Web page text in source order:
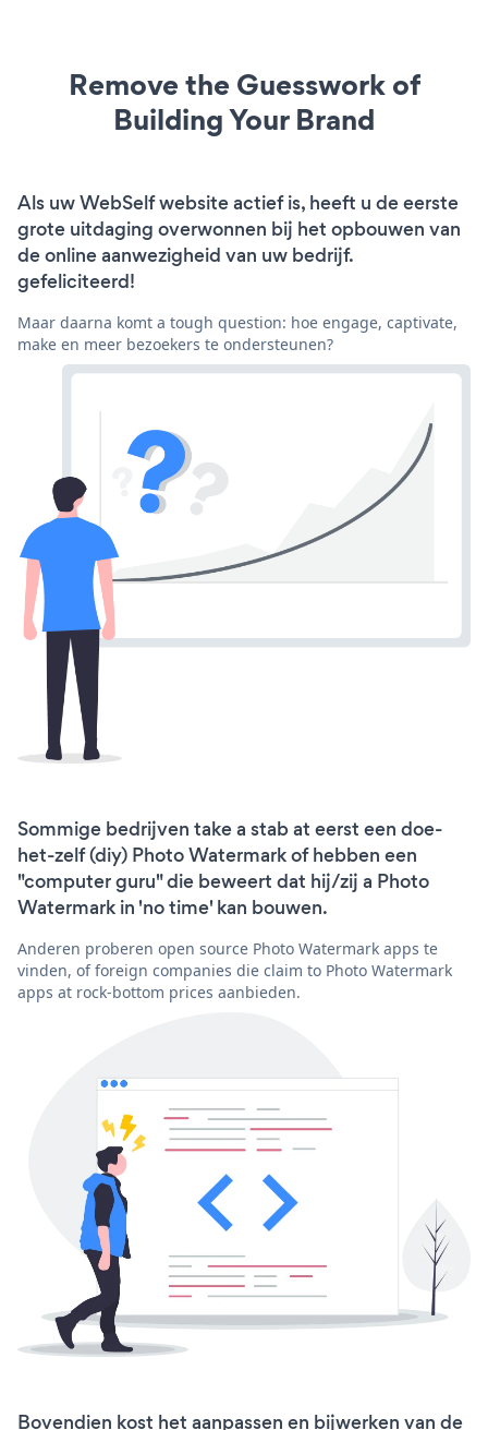
Remove the Guesswork of
Building Your Brand
Als uw WebSelf website actief is, heeft u de eerste
grote uitdaging overwonnen bij het opbouwen van
de online aanwezigheid van uw bedrijf.
gefeliciteerd!
Maar daarna komt a tough question: hoe engage, captivate,
make en meer bezoekers te ondersteunen?
Sommige bedrijven take a stab at eerst een doe-
het-zelf (diy) Photo Watermark of hebben een
"computer guru" die beweert dat hij/zij a Photo
Watermark in 'no time' kan bouwen.
Anderen proberen open source Photo Watermark apps te
vinden, of foreign companies die claim to Photo Watermark
apps at rock-bottom prices aanbieden.
Bovendien kost het aanpassen en bijwerken van de